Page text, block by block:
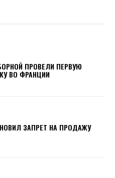
ПРОВЕЛИ ПЕРВУЮ
ВО ФРАНЦИИ
ЗАПРЕТ НА ПРОДАЖУ